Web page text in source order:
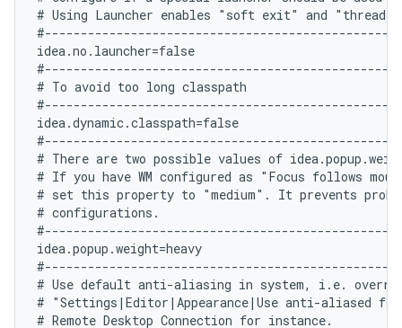
# Using Launcher enables "soft exit" and "thread
idea.no.launcher=false
# To avoid too long classpath
idea.dynamic.classpath=false
# There are two possible values of
# If you have WM configured as "Focus follows
# set this property to "medium". It prevents
# configurations.
idea.popup.weight=heavy
# Use default anti-aliasing in system, i.e.
# "Settings|Editor|Appearance|Use anti-aliased
# Remote Desktop Connection for instance.